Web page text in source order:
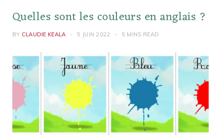
Quelles sont les couleurs en anglais ?
BY CLAUDIE KEALA 5 JUIN 2022 5 MINS READ